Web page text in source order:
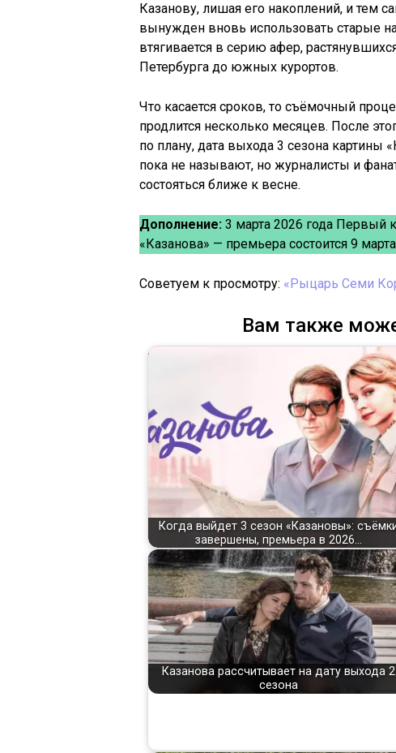
Казанову, лишая его накоплений, и тем
вынужден вновь использовать старые
втягивается в серию афер,
Петербурга до южных курортов.
Что касается сроков, то съёмочный
продлится несколько месяцев. После
по плану, дата выхода 3 сезона картины
пока не называют, но журналисты и
состояться ближе к весне.
Дополнение: 3 марта 2026 года Первый
«Казанова» — премьера состоится 9
Советуем к просмотру: «Рыцарь Семи
Вам также
Когда выйдет 3 сезон «Казановы»:
завершены, премьера в 2026…
Казанова рассчитывает на дату выхода 2
сезона